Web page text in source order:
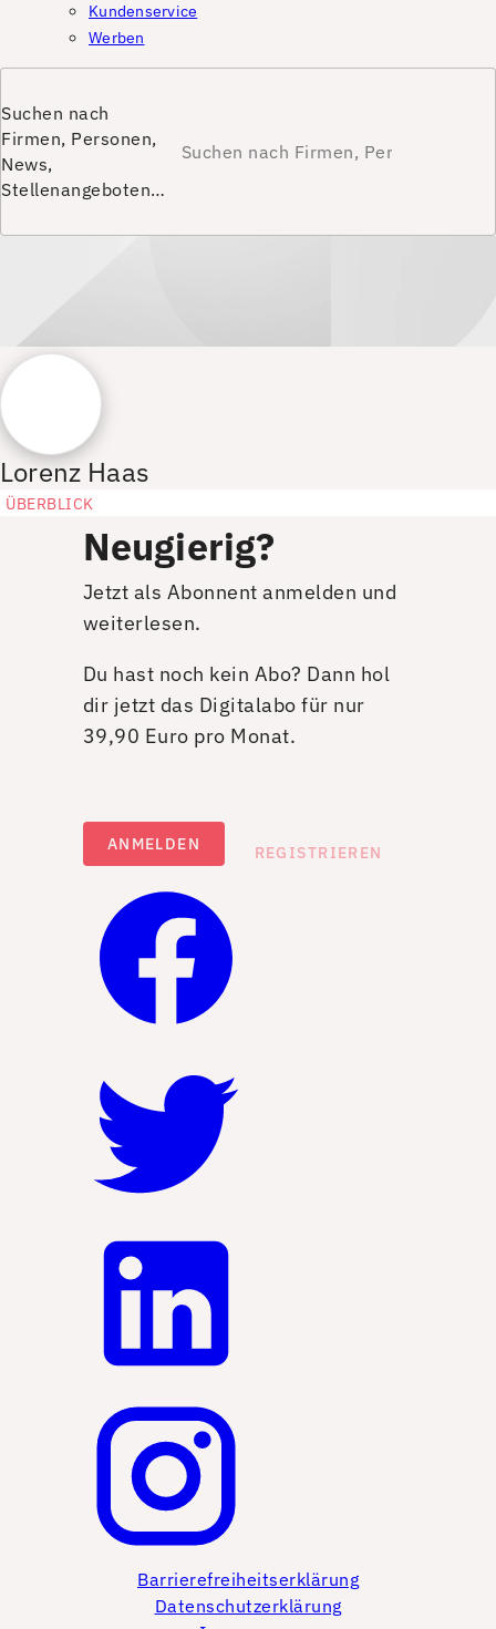
Kundenservice
Werben
Suchen nach
Firmen, Personen,
News,
Stellenangeboten…
Lorenz Haas
ÜBERBLICK
Neugierig?
Jetzt als Abonnent anmelden und
weiterlesen.
Du hast noch kein Abo? Dann hol
dir jetzt das Digitalabo für nur
39,90 Euro pro Monat.
ANMELDEN REGISTRIEREN
Barrierefreiheitserklärung
Datenschutzerklärung